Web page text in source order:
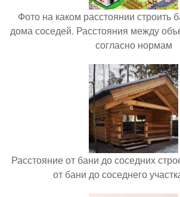
Фото на каком расстоянии строить
дома соседей. Расстояния между
согласно нормам
Расстояние от бани до соседних
от бани до соседнего